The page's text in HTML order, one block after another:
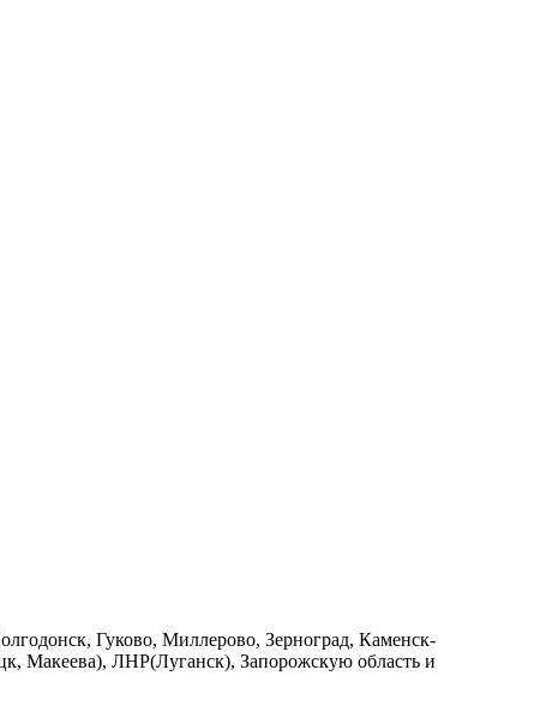
Гуково, Миллерово, Зерноград, Каменск-
Макеева), ЛНР(Луганск), Запорожскую область и